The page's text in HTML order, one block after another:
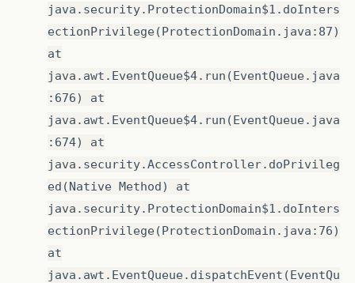
java.security.ProtectionDomain$1.doInters
ectionPrivilege(ProtectionDomain.java:87)
at
java.awt.EventQueue$4.run(EventQueue.java
:676) at
java.awt.EventQueue$4.run(EventQueue.java
:674) at
java.security.AccessController.doPrivileg
ed(Native Method) at
java.security.ProtectionDomain$1.doInters
ectionPrivilege(ProtectionDomain.java:76)
at
java.awt.EventQueue.dispatchEvent(EventQu